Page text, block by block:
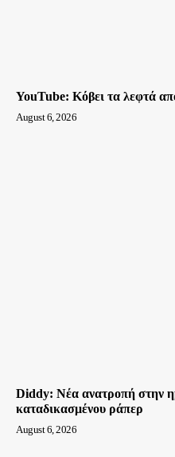
YouTube: Κόβει τα λεφτά
August 6, 2026
Diddy: Νέα ανατροπή στην
καταδικασμένου ράπερ
August 6, 2026